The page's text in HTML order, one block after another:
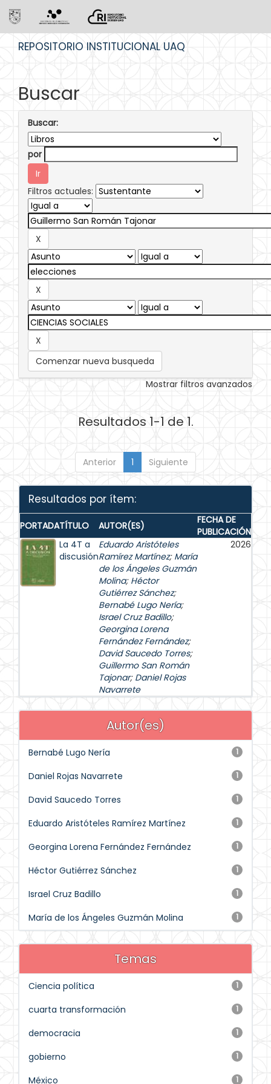
REPOSITORIO INSTITUCIONAL UAQ
Buscar
Buscar:
por
Filtros actuales:
Comenzar nueva busqueda
Mostrar filtros avanzados
Resultados 1-1 de 1.
Anterior 1 Siguiente
Resultados por ítem:
PORTADATÍTULO AUTOR(ES)
FECHA DE
PUBLICACIÓN
La 4T a
discusión
Eduardo Aristóteles
Ramírez Martínez; María
de los Ángeles Guzmán
Molina; Héctor
Gutiérrez Sánchez;
Bernabé Lugo Nería;
Israel Cruz Badillo;
Georgina Lorena
Fernández Fernández;
David Saucedo Torres;
Guillermo San Román
Tajonar; Daniel Rojas
Navarrete
2026
Autor(es)
1
Bernabé Lugo Nería
1
Daniel Rojas Navarrete
1
David Saucedo Torres
1
Eduardo Aristóteles Ramírez Martínez
1
Georgina Lorena Fernández Fernández
1
Héctor Gutiérrez Sánchez
1
Israel Cruz Badillo
1
María de los Ángeles Guzmán Molina
Temas
1
Ciencia política
1
cuarta transformación
1
democracia
1
gobierno
1
México